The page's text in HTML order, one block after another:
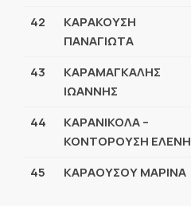
42
ΚΑΡΑΚΟΥΣΗ
ΠΑΝΑΓΙΩΤΑ
43
ΚΑΡΑΜΑΓΚΑΛΗΣ
ΙΩΑΝΝΗΣ
44
ΚΑΡΑΝΙΚΟΛΑ –
ΚΟΝΤΟΡΟΥΣΗ ΕΛΕΝΗ
45
ΚΑΡΑΟΥΣΟΥ ΜΑΡΙΝΑ